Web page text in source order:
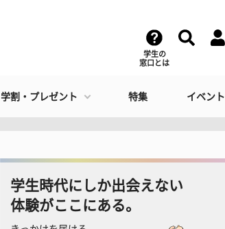
学生の
窓口とは
学割・プレゼント 特集 イベント
学生時代にしか出会えない
体験がここにある。